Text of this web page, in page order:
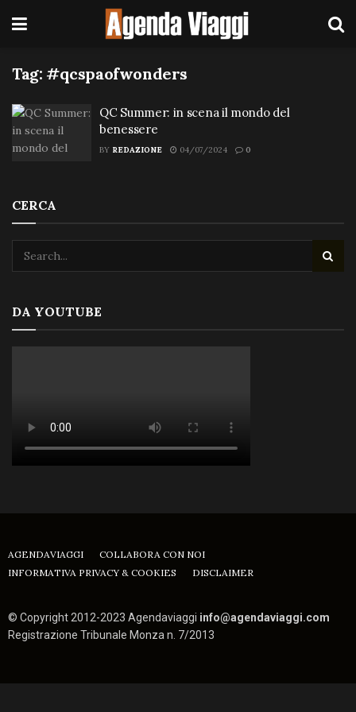
Tag: #qcspaofwonders
QC Summer: in scena il mondo del
benessere
BY REDAZIONE 04/07/2024 0
CERCA
DA YOUTUBE
AGENDAVIAGGI
COLLABORA CON NOI
INFORMATIVA PRIVACY & COOKIES
DISCLAIMER
© Copyright 2012-2023 Agendaviaggi info@agendaviaggi.com
Registrazione Tribunale Monza n. 7/2013